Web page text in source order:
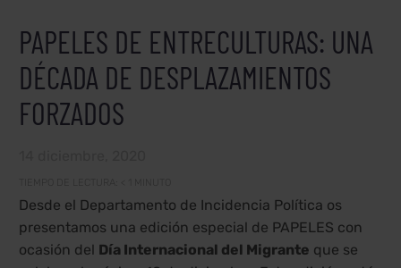
PAPELES DE ENTRECULTURAS: UNA
DÉCADA DE DESPLAZAMIENTOS
FORZADOS
Desde el Departamento de Incidencia Política os
presentamos una edición especial de PAPELES con
ocasión del Día Internacional del Migrante que se